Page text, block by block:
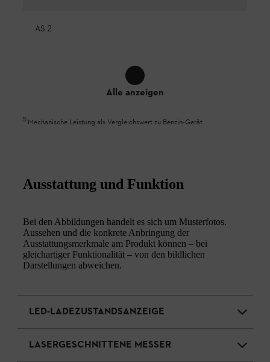
AS 2
Alle anzeigen
1) Mechanische Leistung als Vergleichswert zu Benzin-Gerät
Ausstattung und Funktion
Bei den Abbildungen handelt es sich um Musterfotos.
Aussehen und die konkrete Anbringung der
Ausstattungsmerkmale am Produkt können – bei
gleichartiger Funktionalität – von den bildlichen
Darstellungen abweichen.
LED-LADEZUSTANDSANZEIGE
LASERGESCHNITTENE MESSER